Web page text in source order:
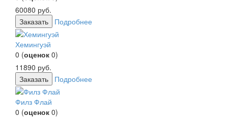
60080 руб.
Заказать
Подробнее
Хемингуэй
0 (оценок 0)
11890 руб.
Заказать
Подробнее
Филз Флай
0 (оценок 0)